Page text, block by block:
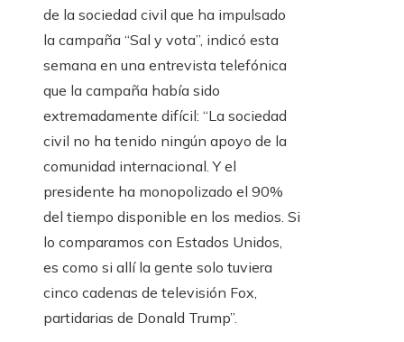
de la sociedad civil que ha impulsado
la campaña “Sal y vota”, indicó esta
semana en una entrevista telefónica
que la campaña había sido
extremadamente difícil: “La sociedad
civil no ha tenido ningún apoyo de la
comunidad internacional. Y el
presidente ha monopolizado el 90%
del tiempo disponible en los medios. Si
lo comparamos con Estados Unidos,
es como si allí la gente solo tuviera
cinco cadenas de televisión Fox,
partidarias de Donald Trump”.